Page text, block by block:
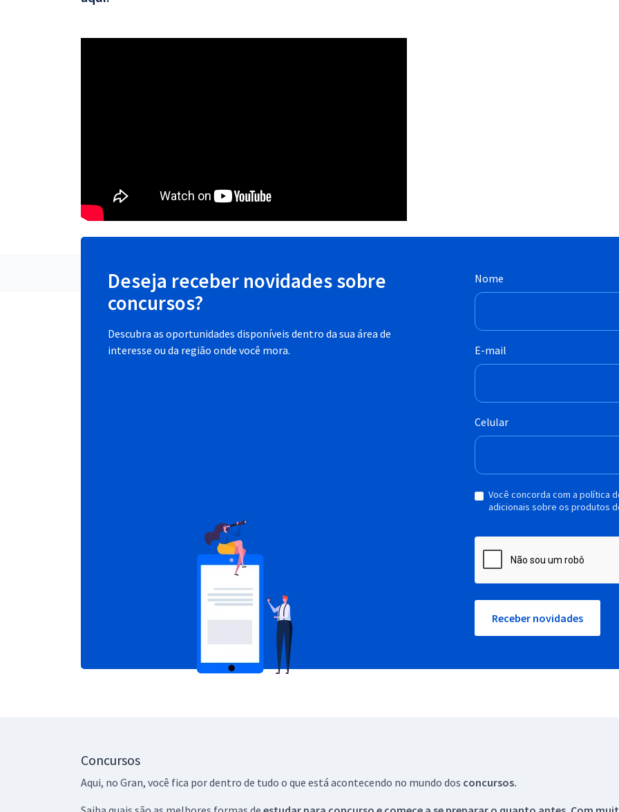
Deseja receber novidades sobre
concursos?
Descubra as oportunidades disponíveis dentro da sua área de
interesse ou da região onde você mora.
Nome
E-mail
Celular
Você concorda com a política
adicionais sobre os produtos
Receber novidades
Concursos
Aqui, no Gran, você fica por dentro de tudo o que está acontecendo no mundo dos concursos.